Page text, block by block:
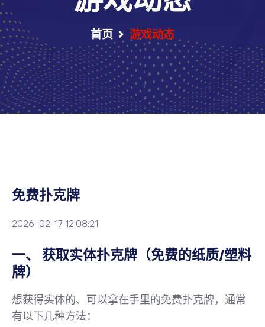
首页 游戏动态
免费扑克牌
2026-02-17 12:08:21
一、 获取实体扑克牌（免费的纸质/塑料
牌）
想获得实体的、可以拿在手里的免费扑克牌，通常
有以下几种方法：